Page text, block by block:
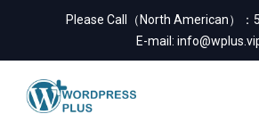
Please Call（North American）：
E-mail: